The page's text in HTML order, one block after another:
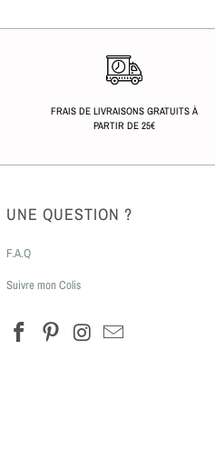
FRAIS DE LIVRAISONS GRATUITS À
PARTIR DE 25€
UNE QUESTION ?
F.A.Q
Suivre mon Colis